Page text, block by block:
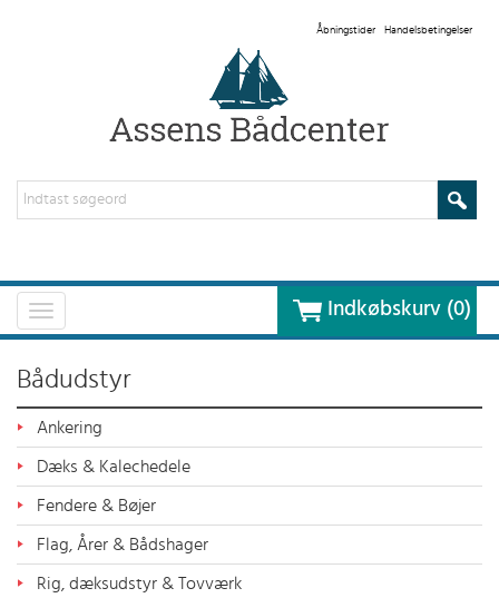
Åbningstider Handelsbetingelser
Toggle
navigation
Indkøbskurv (0)
Bådudstyr
Ankering
Dæks & Kalechedele
Fendere & Bøjer
Flag, Årer & Bådshager
Rig, dæksudstyr & Tovværk